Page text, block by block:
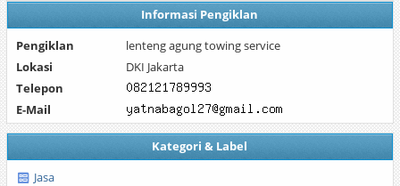
Informasi Pengiklan
Pengiklan
lenteng agung towing service
Lokasi
DKI Jakarta
Telepon
E-Mail
Kategori & Label
Jasa